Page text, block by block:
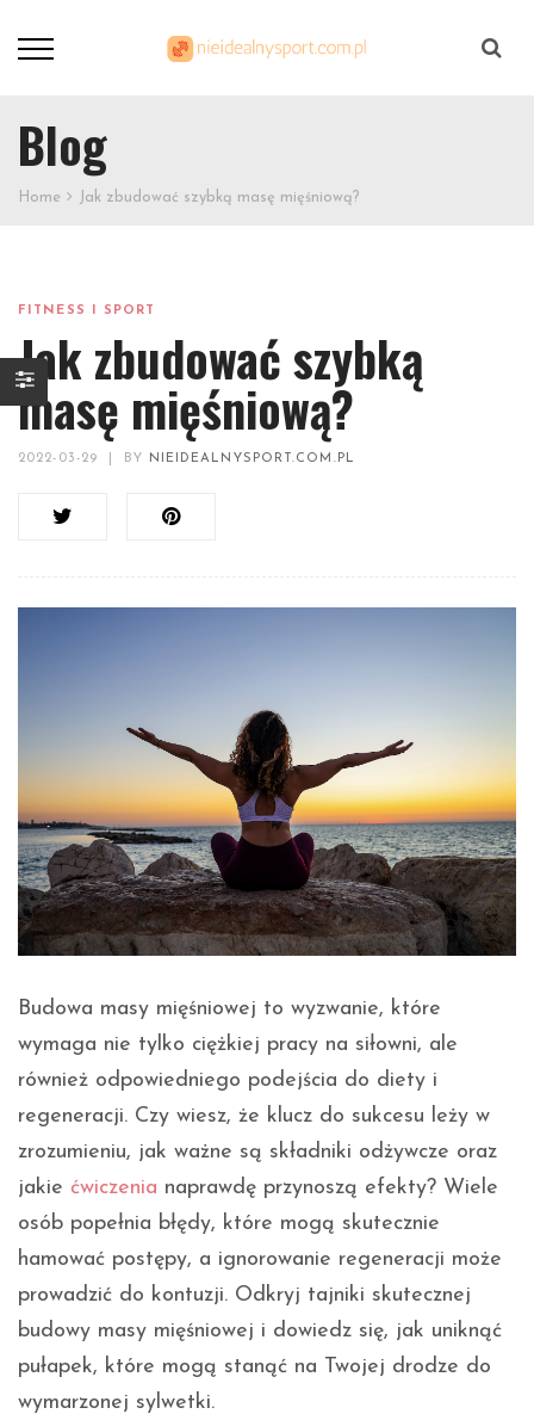
Blog
Home Jak zbudować szybką masę mięśniową?
FITNESS I SPORT
Jak zbudować szybką
masę mięśniową?
2022-03-29 BY NIEIDEALNYSPORT.COM.PL
Budowa masy mięśniowej to wyzwanie, które
wymaga nie tylko ciężkiej pracy na siłowni, ale
również odpowiedniego podejścia do diety i
regeneracji. Czy wiesz, że klucz do sukcesu leży w
zrozumieniu, jak ważne są składniki odżywcze oraz
jakie ćwiczenia naprawdę przynoszą efekty? Wiele
osób popełnia błędy, które mogą skutecznie
hamować postępy, a ignorowanie regeneracji może
prowadzić do kontuzji. Odkryj tajniki skutecznej
budowy masy mięśniowej i dowiedz się, jak uniknąć
pułapek, które mogą stanąć na Twojej drodze do
wymarzonej sylwetki.